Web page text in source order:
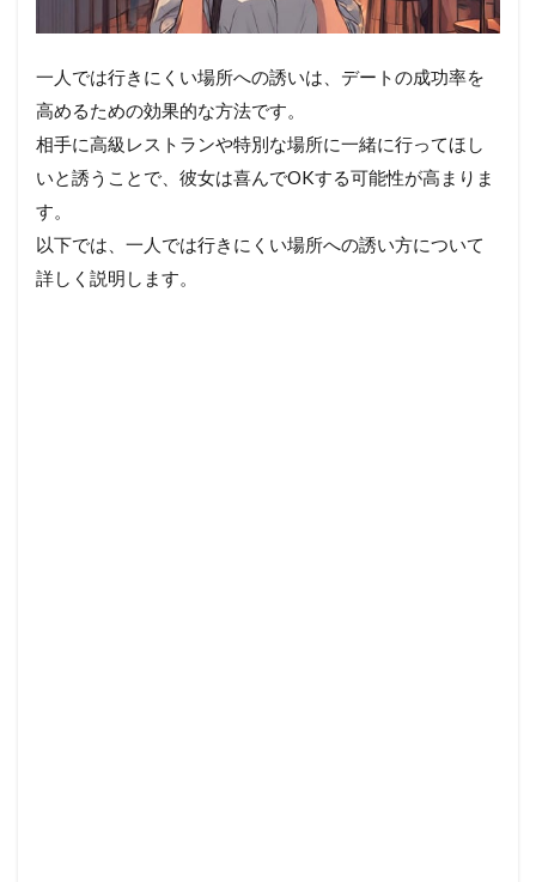
一人では行きにくい場所への誘いは、デートの成功率を
高めるための効果的な方法です。
相手に高級レストランや特別な場所に一緒に行ってほし
いと誘うことで、彼女は喜んでOKする可能性が高まりま
す。
以下では、一人では行きにくい場所への誘い方について
詳しく説明します。